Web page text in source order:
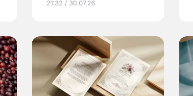
21:32 / 30.07.26